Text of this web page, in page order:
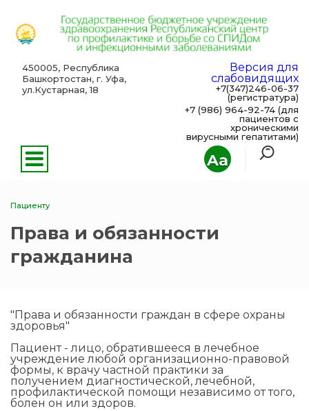
Aa
450005, Республика
Башкортостан, г. Уфа,
ул.Кустарная, 18
Версия для
слабовидящих
+7(347)246-06-37
(регистратура)
+7 (986) 964-92-74 (для
пациентов с
хроническими
вирусными гепатитами)
Пациенту
Права и обязанности
гражданина
"Права и обязанности граждан в сфере охраны
здоровья"
Пациент - лицо, обратившееся в лечебное
учреждение любой организационно-правовой
формы, к врачу частной практики за
получением диагностической, лечебной,
профилактической помощи независимо от того,
болен он или здоров.